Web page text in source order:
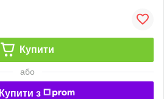
Купити
або
Купити з